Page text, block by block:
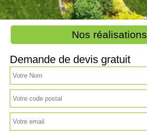
Nos réalisations
Demande de devis gratuit